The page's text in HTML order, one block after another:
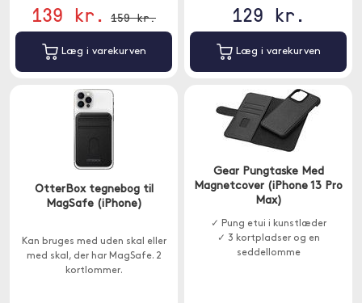
139 kr. 159 kr.
Læg i varekurven
129 kr.
Læg i varekurven
OtterBox tegnebog til
MagSafe (iPhone)
Kan bruges med uden skal eller
med skal, der har MagSafe. 2
kortlommer.
Gear Pungtaske Med
Magnetcover (iPhone 13 Pro
Max)
✓ Pung etui i kunstlæder
✓ 3 kortpladser og en
seddellomme